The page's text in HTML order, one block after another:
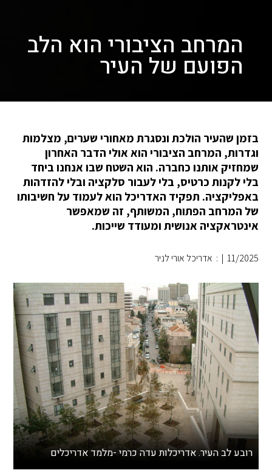
המרחב הציבורי הוא הלב
הפועם של העיר
בזמן שהעיר הולכת ונסגרת מאחורי שערים, מצלמות
וגדרות, המרחב הציבורי הוא אולי הדבר האחרון
שמחזיק אותנו כחברה. הוא השטח שבו אנחנו ביחד
בלי לקנות כרטיס, בלי לעבור סלקציה ובלי להזדהות
באפליקציה. תפקיד האדריכל הוא לעמוד על חשיבותו
של המרחב הפתוח, המשותף, זה שמאפשר
אינטראקציה אנושית ומעודד שייכות.
11/2025
| : אדריכל אורי לניר
רובע לב העיר. אדריכלות עדה כרמי -מלמד אדריכלים